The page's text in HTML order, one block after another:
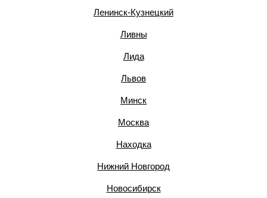
Ленинск-Кузнецкий
Ливны
Лида
Львов
Минск
Москва
Находка
Нижний Новгород
Новосибирск